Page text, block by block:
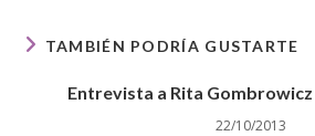
TAMBIÉN PODRÍA GUSTARTE
Entrevista a Rita
22/10/2013